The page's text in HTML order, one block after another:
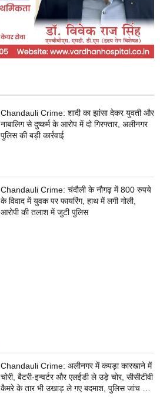
Chandauli Crime: शादी का झांसा देकर युवती और
नाबालिग से दुष्कर्म के आरोप में दो गिरफ्तार, अलीनगर
पुलिस की बड़ी कार्रवाई
Chandauli Crime: चंदौली के नौगढ़ में 800 रुपये
के विवाद में युवक पर फायरिंग, हाथ में लगी गोली,
आरोपी की तलाश में जुटी पुलिस
Chandauli Crime: अलीनगर में कपड़ा कारखाने में
चोरी, बैटरी-इन्वर्टर और एलईडी ले उड़े चोर, सीसीटीवी
कैमरे के तार भी उखाड़ ले गए बदमाश, पुलिस जांच में